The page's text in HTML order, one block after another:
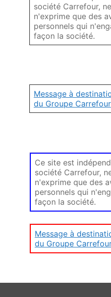
société Carrefour,
n'exprime que des
personnels qui
façon la société.
Message à
du Groupe Carrefour
Ce site est
société Carrefour,
n'exprime que des
personnels qui
façon la société.
Message à
du Groupe